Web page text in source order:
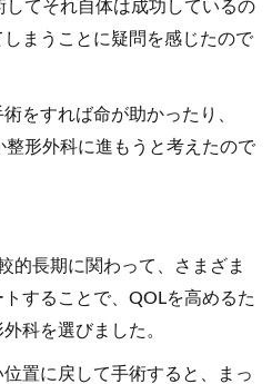
てそれ自体は成功しているの
まうことに疑問を感じたので
をすれば命が助かったり、
形外科に進もうと考えたので
的長期に関わって、さまざま
することで、QOLを高めるた
科を選びました。
置に戻して手術すると、まっ